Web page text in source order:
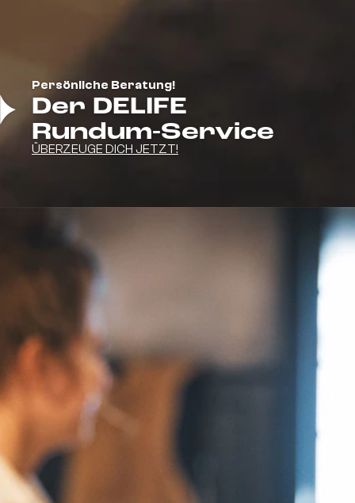
Persönliche Beratung!
Der DELIFE
Rundum-Service
ÜBERZEUGE DICH JETZT!